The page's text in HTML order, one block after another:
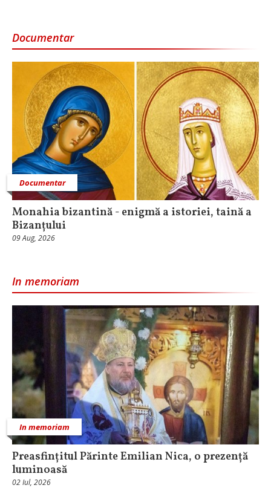
Documentar
Documentar
Monahia bizantină - enigmă a istoriei, taină a
Bizanțului
09 Aug, 2026
In memoriam
In memoriam
Preasfințitul Părinte Emilian Nica, o prezență
luminoasă
02 Iul, 2026